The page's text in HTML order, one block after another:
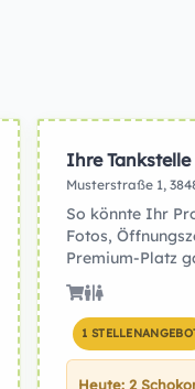
Ihre Tankstelle
Musterstraße 1,
So könnte Ihr
Fotos,
Premium-Platz
1
Heute: 2